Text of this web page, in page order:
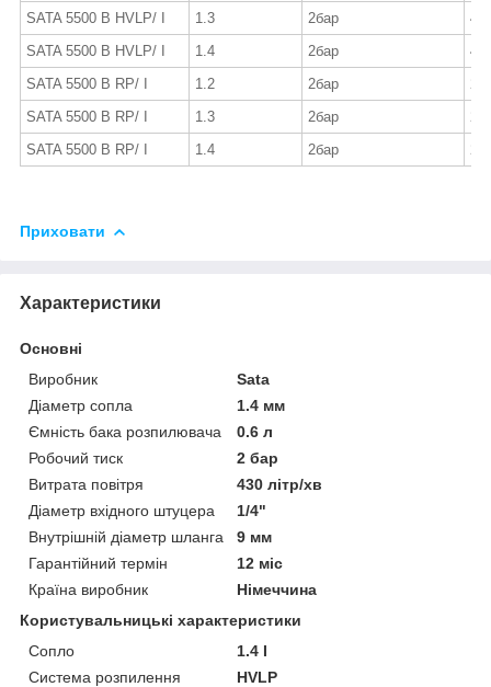
SATA 5500 B HVLP/ I 1.3 2бар
SATA 5500 B HVLP/ I
1.4 2бар
SATA 5500 B RP/ I
1.2 2бар
SATA 5500 B RP/ I
1.3 2бар
SATA 5500 B RP/ I
1.4 2бар
Приховати
Характеристики
Основні
Виробник
Sata
Діаметр сопла
1.4 мм
Ємність бака розпилювача
0.6 л
Робочий тиск
2 бар
Витрата повітря
430 літр/хв
Діаметр вхідного штуцера
1/4"
Внутрішній діаметр шланга
9 мм
Гарантійний термін
12 міс
Країна виробник
Німеччина
Користувальницькі характеристики
Сопло
1.4 I
Система розпилення
HVLP